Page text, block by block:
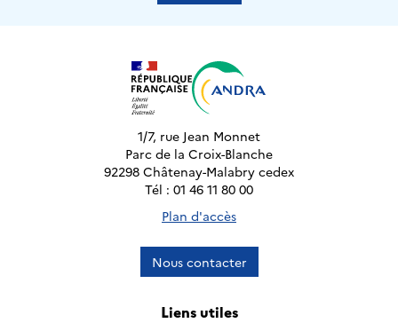
1/7, rue Jean Monnet
Parc de la Croix-Blanche
92298 Châtenay-Malabry cedex
Tél : 01 46 11 80 00
Plan d'accès
Nous contacter
Liens utiles